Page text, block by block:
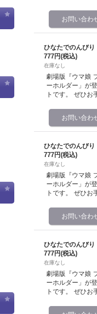
ひなたでのんび
777円(税込)
在庫なし
劇場版『ウマ娘
ーホルダー」が
トです。 ぜひ
ひなたでのんび
777円(税込)
在庫なし
劇場版『ウマ娘
ーホルダー」が
トです。 ぜひ
ひなたでのんび
777円(税込)
在庫なし
劇場版『ウマ娘
ーホルダー」が
トです。 ぜひ